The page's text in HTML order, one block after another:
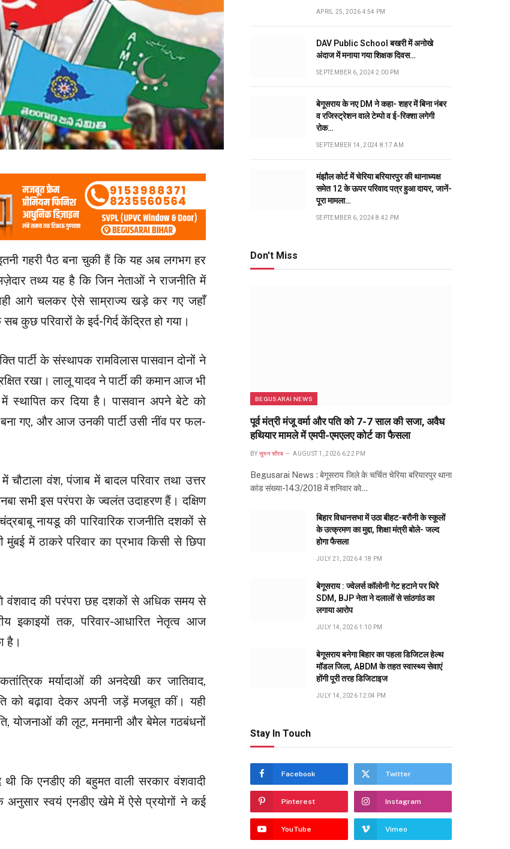
गहरी पैठ बना चुकी हैं कि यह अब लगभग हर
तथ्य यह है कि जिन नेताओं ने राजनीति में
आगे चलकर ऐसे साम्राज्य खड़े कर गए जहाँ
परिवारों के इर्द-गिर्द केंद्रित हो गया।
पार्टी के संस्थापक रामविलास पासवान दोनों ने
रखा। लालू यादव ने पार्टी की कमान आज भी
स्थापित कर दिया है। पासवान अपने बेटे को
गए, और आज उनकी पार्टी उसी नींव पर फल-
में चौटाला वंश, पंजाब में बादल परिवार तथा उत्तर
सभी इस परंपरा के ज्वलंत उदाहरण हैं। दक्षिण
नायडू की पारिवारिक राजनीति दशकों से
में ठाकरे परिवार का प्रभाव किसी से छिपा
वंशवाद की परंपरा छह दशकों से अधिक समय से
इकाइयों तक, परिवार-आधारित नेतृत्व आज
है।
मर्यादाओं की अनदेखी कर जातिवाद,
को बढ़ावा देकर अपनी जड़ें मजबूत कीं। यही
योजनाओं की लूट, मनमानी और बेमेल गठबंधनों
थी कि एनडीए की बहुमत वाली सरकार वंशवादी
अनुसार स्वयं एनडीए खेमे में ऐसे प्रयोगों ने कई
APRIL 25, 2026 4:54 PM
DAV Public School बखरी में अनोखे
अंदाज में मनाया गया शिक्षक दिवस…
SEPTEMBER 6, 2024 2:00 PM
बेगूसराय के नए DM ने कहा- शहर में बिना नंबर
व रजिस्ट्रेशन वाले टेम्पो व ई-रिक्शा लगेगी
रोक…
SEPTEMBER 14, 2024 8:17 AM
मंझौल कोर्ट में चेरिया बरियारपुर की थानाध्यक्ष
समेत 12 के ऊपर परिवाद पत्र हुआ दायर, जानें-
पूरा मामला…
SEPTEMBER 6, 2024 8:42 PM
Don't Miss
BEGUSARAI NEWS
पूर्व मंत्री मंजू वर्मा और पति को 7-7 साल की सजा, अवैध
हथियार मामले में एमपी-एमएलए कोर्ट का फैसला
BY सुमन सौरब AUGUST 1, 2026 6:22 PM
Begusarai News : बेगूसराय जिले के चर्चित चेरिया बरियारपुर थाना
कांड संख्या-143/2018 में शनिवार को…
बिहार विधानसभा में उठा बीहट-बरौनी के स्कूलों
के उत्क्रमण का मुद्दा, शिक्षा मंत्री बोले- जल्द
होगा फैसला
JULY 21, 2026 4:18 PM
बेगूसराय : ज्वेलर्स कॉलोनी गेट हटाने पर घिरे
SDM, BJP नेता ने दलालों से सांठगांठ का
लगाया आरोप
JULY 14, 2026 1:10 PM
बेगूसराय बनेगा बिहार का पहला डिजिटल हेल्थ
मॉडल जिला, ABDM के तहत स्वास्थ्य सेवाएं
होंगी पूरी तरह डिजिटाइज
JULY 14, 2026 12:04 PM
Stay In Touch
Facebook Twitter
Pinterest Instagram
YouTube Vimeo